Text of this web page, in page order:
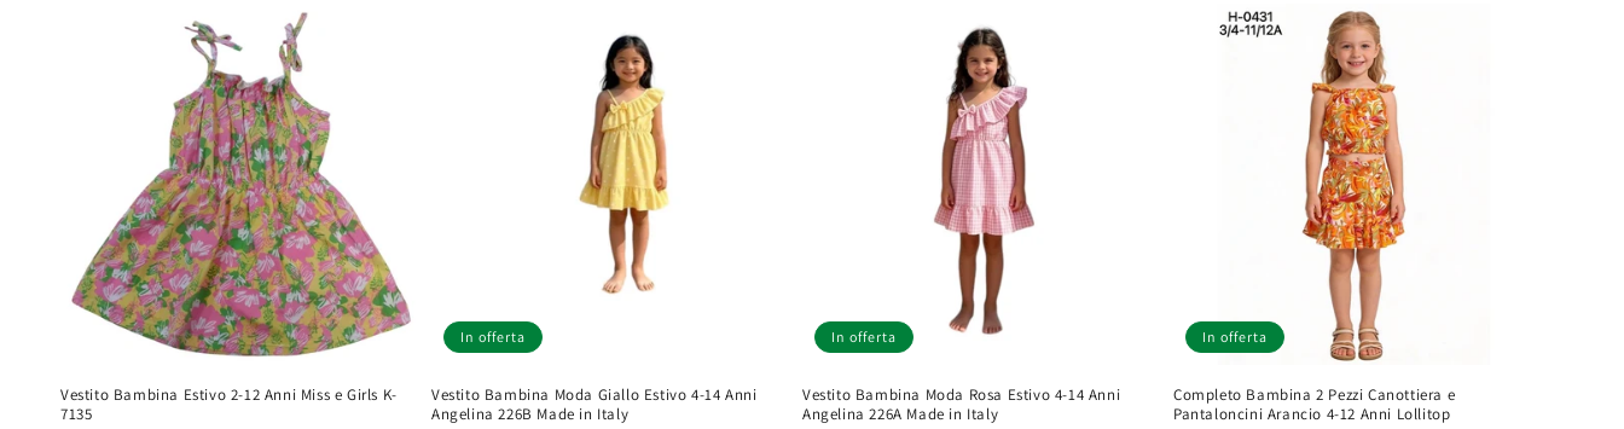
Vestito Bambina Estivo 2-12 Anni Miss e Girls K-
7135
In offerta
Vestito Bambina Moda Giallo Estivo 4-14 Anni
Angelina 226B Made in Italy
In offerta
Vestito Bambina Moda Rosa Estivo 4-14 Anni
Angelina 226A Made in Italy
In offerta
Completo Bambina 2 Pezzi Canottiera e
Pantaloncini Arancio 4-12 Anni Lollitop